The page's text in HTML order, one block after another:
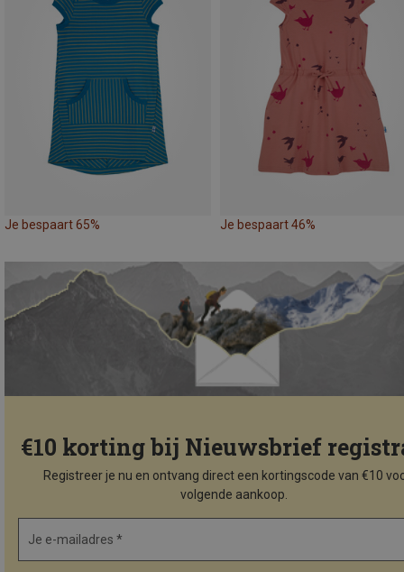
Je bespaart 65% Je bespaart 46%
€10 korting bij Nieuwsbrief
Registreer je nu en ontvang direct een kortingscode van €10
volgende aankoop.
Je e-mailadres *